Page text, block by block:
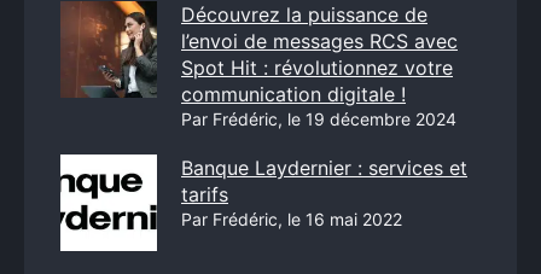
Découvrez la puissance de
l’envoi de messages RCS avec
Spot Hit : révolutionnez votre
communication digitale !
Par Frédéric, le 19 décembre 2024
Banque Laydernier : services et
tarifs
Par Frédéric, le 16 mai 2022